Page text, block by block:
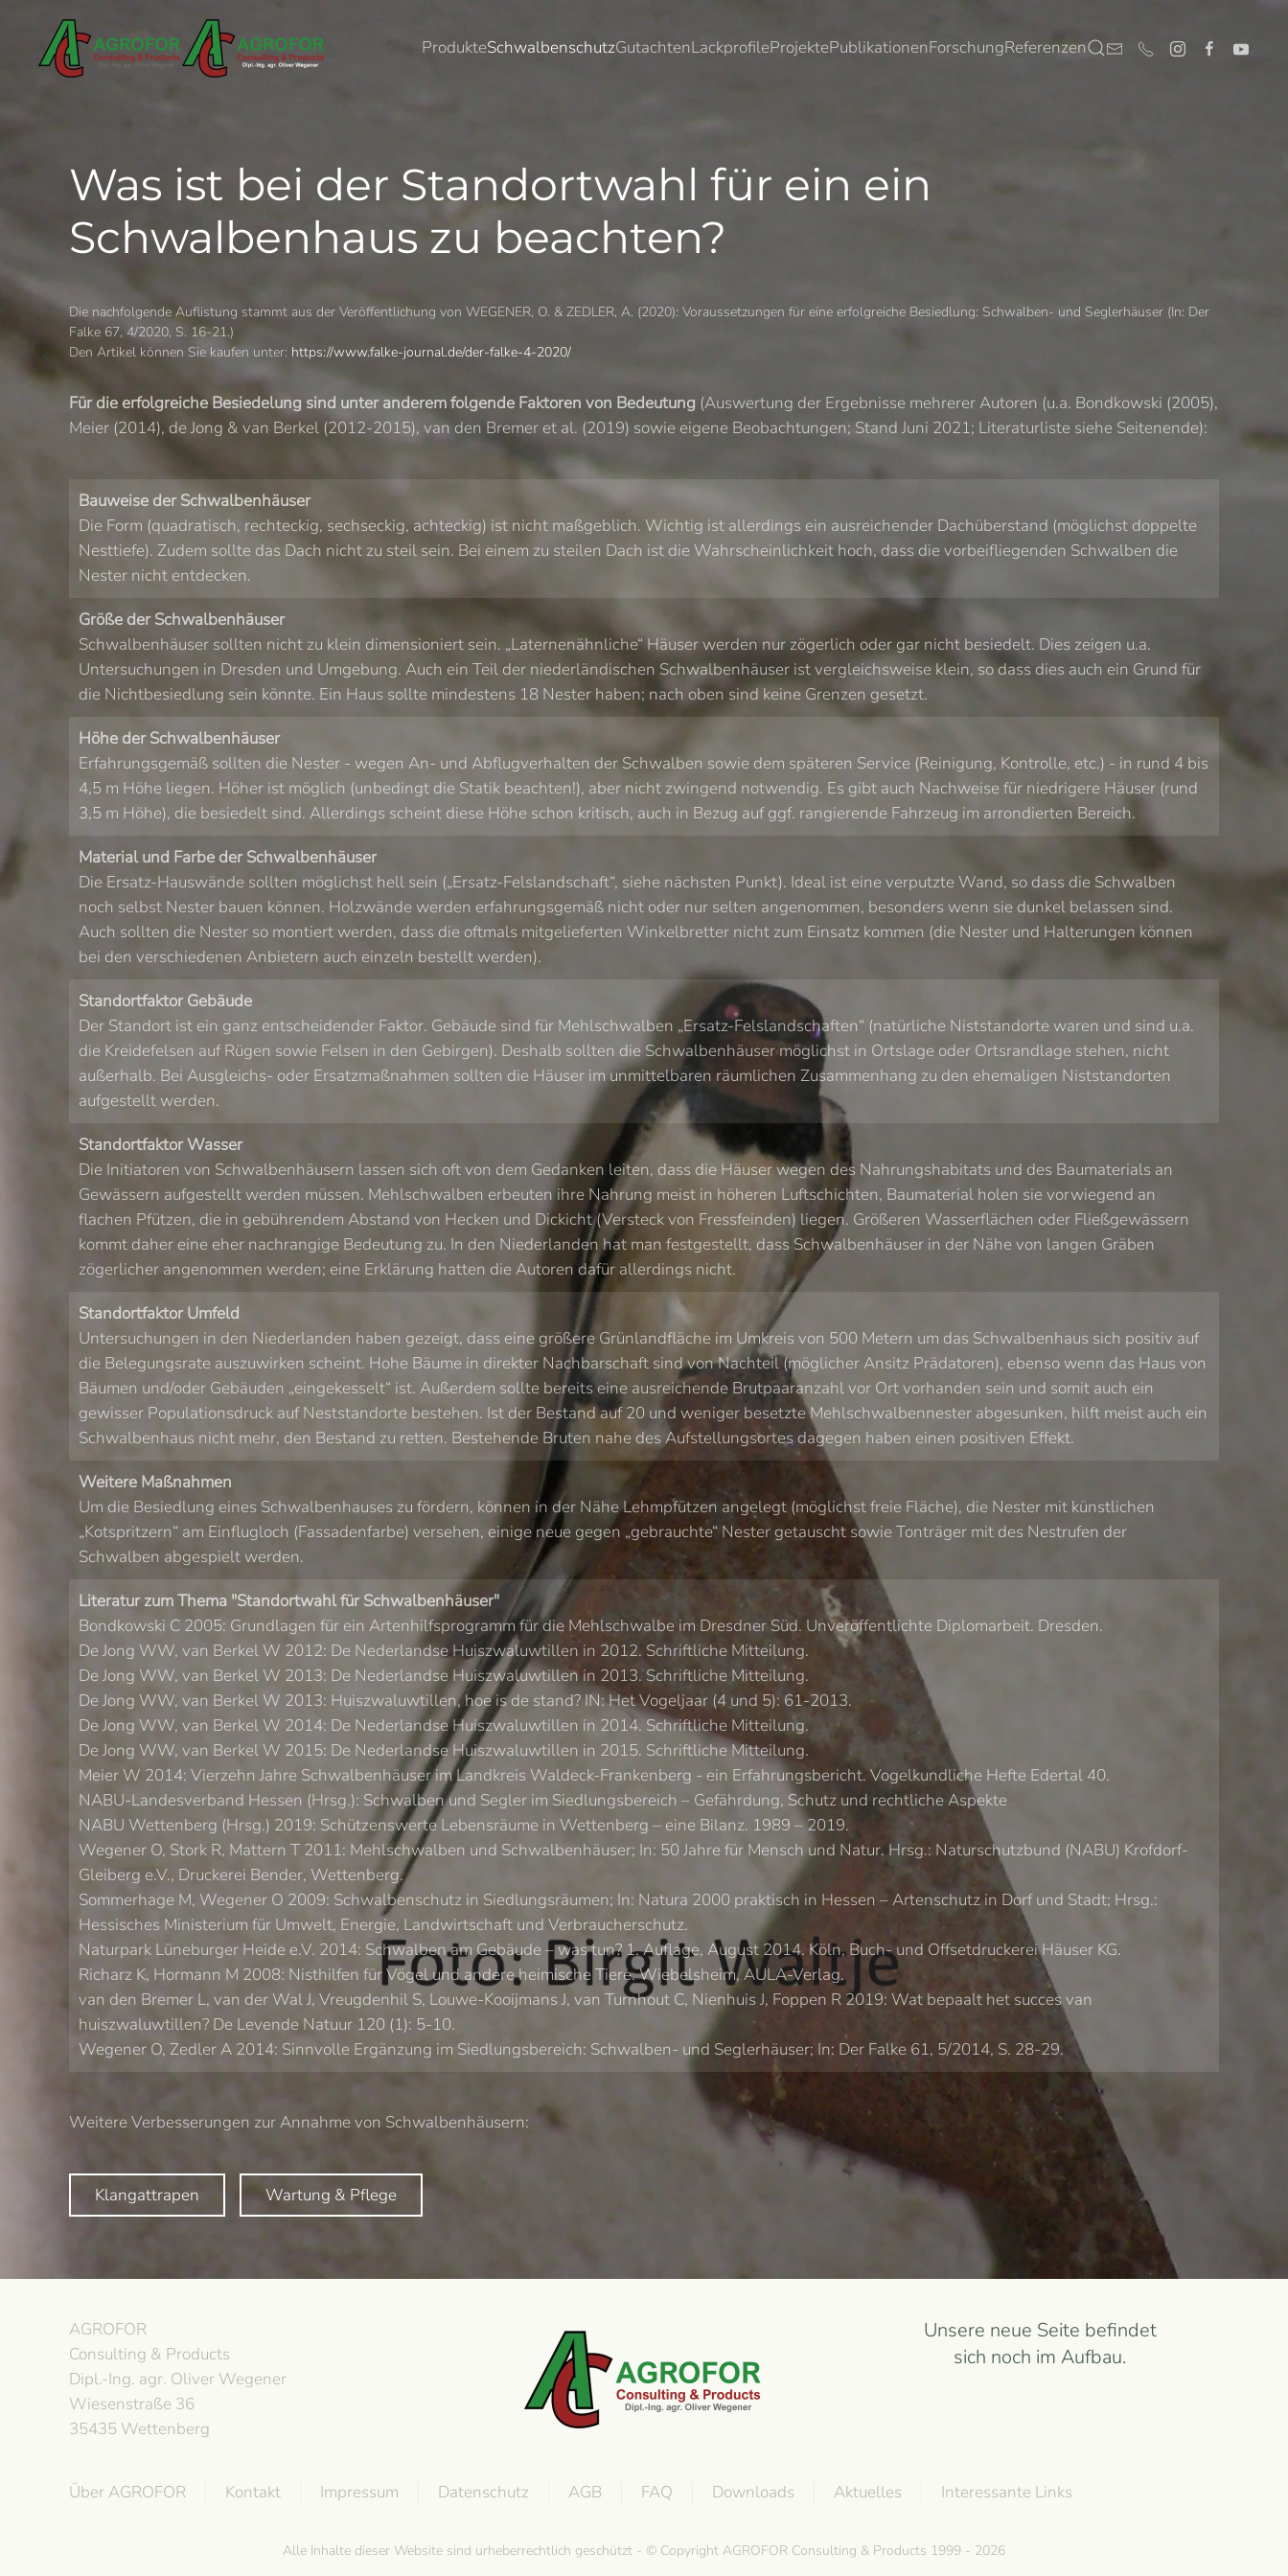
Zum Hauptinhalt springen ProdukteSchwalbenschutzGutachtenLackprofileProjektePublikationenForschungReferenzen
Was ist bei der Standortwahl für ein ein
Schwalbenhaus zu beachten?
Die nachfolgende Auflistung stammt aus der Veröffentlichung von WEGENER, O. & ZEDLER, A. (2020): Voraussetzungen für eine erfolgreiche Besiedlung: Schwalben- und Seglerhäuser (In: Der
Falke 67, 4/2020, S. 16-21.)
Den Artikel können Sie kaufen unter: https://www.falke-journal.de/der-falke-4-2020/
Für die erfolgreiche Besiedelung sind unter anderem folgende Faktoren von Bedeutung (Auswertung der Ergebnisse mehrerer Autoren (u.a. Bondkowski (2005),
Meier (2014), de Jong & van Berkel (2012-2015), van den Bremer et al. (2019) sowie eigene Beobachtungen; Stand Juni 2021; Literaturliste siehe Seitenende):
Bauweise der Schwalbenhäuser
Die Form (quadratisch, rechteckig, sechseckig, achteckig) ist nicht maßgeblich. Wichtig ist allerdings ein ausreichender Dachüberstand (möglichst doppelte
Nesttiefe). Zudem sollte das Dach nicht zu steil sein. Bei einem zu steilen Dach ist die Wahrscheinlichkeit hoch, dass die vorbeifliegenden Schwalben die
Nester nicht entdecken.
Größe der Schwalbenhäuser
Schwalbenhäuser sollten nicht zu klein dimensioniert sein. „Laternenähnliche“ Häuser werden nur zögerlich oder gar nicht besiedelt. Dies zeigen u.a.
Untersuchungen in Dresden und Umgebung. Auch ein Teil der niederländischen Schwalbenhäuser ist vergleichsweise klein, so dass dies auch ein Grund für
die Nichtbesiedlung sein könnte. Ein Haus sollte mindestens 18 Nester haben; nach oben sind keine Grenzen gesetzt.
Höhe der Schwalbenhäuser
Erfahrungsgemäß sollten die Nester - wegen An- und Abflugverhalten der Schwalben sowie dem späteren Service (Reinigung, Kontrolle, etc.) - in rund 4 bis
4,5 m Höhe liegen. Höher ist möglich (unbedingt die Statik beachten!), aber nicht zwingend notwendig. Es gibt auch Nachweise für niedrigere Häuser (rund
3,5 m Höhe), die besiedelt sind. Allerdings scheint diese Höhe schon kritisch, auch in Bezug auf ggf. rangierende Fahrzeug im arrondierten Bereich.
Material und Farbe der Schwalbenhäuser
Die Ersatz-Hauswände sollten möglichst hell sein („Ersatz-Felslandschaft“, siehe nächsten Punkt). Ideal ist eine verputzte Wand, so dass die Schwalben
noch selbst Nester bauen können. Holzwände werden erfahrungsgemäß nicht oder nur selten angenommen, besonders wenn sie dunkel belassen sind.
Auch sollten die Nester so montiert werden, dass die oftmals mitgelieferten Winkelbretter nicht zum Einsatz kommen (die Nester und Halterungen können
bei den verschiedenen Anbietern auch einzeln bestellt werden).
Standortfaktor Gebäude
Der Standort ist ein ganz entscheidender Faktor. Gebäude sind für Mehlschwalben „Ersatz-Felslandschaften“ (natürliche Niststandorte waren und sind u.a.
die Kreidefelsen auf Rügen sowie Felsen in den Gebirgen). Deshalb sollten die Schwalbenhäuser möglichst in Ortslage oder Ortsrandlage stehen, nicht
außerhalb. Bei Ausgleichs- oder Ersatzmaßnahmen sollten die Häuser im unmittelbaren räumlichen Zusammenhang zu den ehemaligen Niststandorten
aufgestellt werden.
Standortfaktor Wasser
Die Initiatoren von Schwalbenhäusern lassen sich oft von dem Gedanken leiten, dass die Häuser wegen des Nahrungshabitats und des Baumaterials an
Gewässern aufgestellt werden müssen. Mehlschwalben erbeuten ihre Nahrung meist in höheren Luftschichten, Baumaterial holen sie vorwiegend an
flachen Pfützen, die in gebührendem Abstand von Hecken und Dickicht (Versteck von Fressfeinden) liegen. Größeren Wasserflächen oder Fließgewässern
kommt daher eine eher nachrangige Bedeutung zu. In den Niederlanden hat man festgestellt, dass Schwalbenhäuser in der Nähe von langen Gräben
zögerlicher angenommen werden; eine Erklärung hatten die Autoren dafür allerdings nicht.
Standortfaktor Umfeld
Untersuchungen in den Niederlanden haben gezeigt, dass eine größere Grünlandfläche im Umkreis von 500 Metern um das Schwalbenhaus sich positiv auf
die Belegungsrate auszuwirken scheint. Hohe Bäume in direkter Nachbarschaft sind von Nachteil (möglicher Ansitz Prädatoren), ebenso wenn das Haus von
Bäumen und/oder Gebäuden „eingekesselt“ ist. Außerdem sollte bereits eine ausreichende Brutpaaranzahl vor Ort vorhanden sein und somit auch ein
gewisser Populationsdruck auf Neststandorte bestehen. Ist der Bestand auf 20 und weniger besetzte Mehlschwalbennester abgesunken, hilft meist auch ein
Schwalbenhaus nicht mehr, den Bestand zu retten. Bestehende Bruten nahe des Aufstellungsortes dagegen haben einen positiven Effekt.
Weitere Maßnahmen
Um die Besiedlung eines Schwalbenhauses zu fördern, können in der Nähe Lehmpfützen angelegt (möglichst freie Fläche), die Nester mit künstlichen
„Kotspritzern“ am Einflugloch (Fassadenfarbe) versehen, einige neue gegen „gebrauchte“ Nester getauscht sowie Tonträger mit des Nestrufen der
Schwalben abgespielt werden.
Literatur zum Thema "Standortwahl für Schwalbenhäuser"
Bondkowski C 2005: Grundlagen für ein Artenhilfsprogramm für die Mehlschwalbe im Dresdner Süd. Unveröffentlichte Diplomarbeit. Dresden.
De Jong WW, van Berkel W 2012: De Nederlandse Huiszwaluwtillen in 2012. Schriftliche Mitteilung.
De Jong WW, van Berkel W 2013: De Nederlandse Huiszwaluwtillen in 2013. Schriftliche Mitteilung.
De Jong WW, van Berkel W 2013: Huiszwaluwtillen, hoe is de stand? IN: Het Vogeljaar (4 und 5): 61-2013.
De Jong WW, van Berkel W 2014: De Nederlandse Huiszwaluwtillen in 2014. Schriftliche Mitteilung.
De Jong WW, van Berkel W 2015: De Nederlandse Huiszwaluwtillen in 2015. Schriftliche Mitteilung.
Meier W 2014: Vierzehn Jahre Schwalbenhäuser im Landkreis Waldeck-Frankenberg - ein Erfahrungsbericht. Vogelkundliche Hefte Edertal 40.
NABU-Landesverband Hessen (Hrsg.): Schwalben und Segler im Siedlungsbereich – Gefährdung, Schutz und rechtliche Aspekte
NABU Wettenberg (Hrsg.) 2019: Schützenswerte Lebensräume in Wettenberg – eine Bilanz. 1989 – 2019.
Wegener O, Stork R, Mattern T 2011: Mehlschwalben und Schwalbenhäuser; In: 50 Jahre für Mensch und Natur. Hrsg.: Naturschutzbund (NABU) Krofdorf-
Gleiberg e.V., Druckerei Bender, Wettenberg.
Sommerhage M, Wegener O 2009: Schwalbenschutz in Siedlungsräumen; In: Natura 2000 praktisch in Hessen – Artenschutz in Dorf und Stadt; Hrsg.:
Hessisches Ministerium für Umwelt, Energie, Landwirtschaft und Verbraucherschutz.
Naturpark Lüneburger Heide e.V. 2014: Schwalben am Gebäude – was tun? 1. Auflage, August 2014. Köln, Buch- und Offsetdruckerei Häuser KG.
Richarz K, Hormann M 2008: Nisthilfen für Vögel und andere heimische Tiere. Wiebelsheim, AULA-Verlag.
van den Bremer L, van der Wal J, Vreugdenhil S, Louwe-Kooijmans J, van Turnhout C, Nienhuis J, Foppen R 2019: Wat bepaalt het succes van
huiszwaluwtillen? De Levende Natuur 120 (1): 5-10.
Wegener O, Zedler A 2014: Sinnvolle Ergänzung im Siedlungsbereich: Schwalben- und Seglerhäuser; In: Der Falke 61, 5/2014, S. 28-29.
Weitere Verbesserungen zur Annahme von Schwalbenhäusern:
Klangattrapen Wartung & Pflege
AGROFOR
Consulting & Products
Dipl.-Ing. agr. Oliver Wegener
Wiesenstraße 36
35435 Wettenberg
Unsere neue Seite befindet
sich noch im Aufbau.
Über AGROFOR Kontakt Impressum Datenschutz AGB FAQ Downloads Aktuelles Interessante Links
Alle Inhalte dieser Website sind urheberrechtlich geschützt - © Copyright AGROFOR Consulting & Products 1999 - 2026